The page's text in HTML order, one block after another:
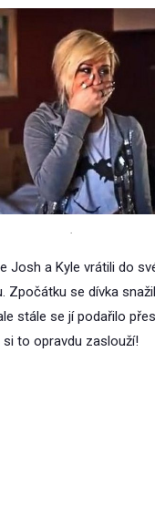
.
Josh a Kyle vrátili do
Zpočátku se dívka
stále se jí podařilo
si to opravdu zaslouží!